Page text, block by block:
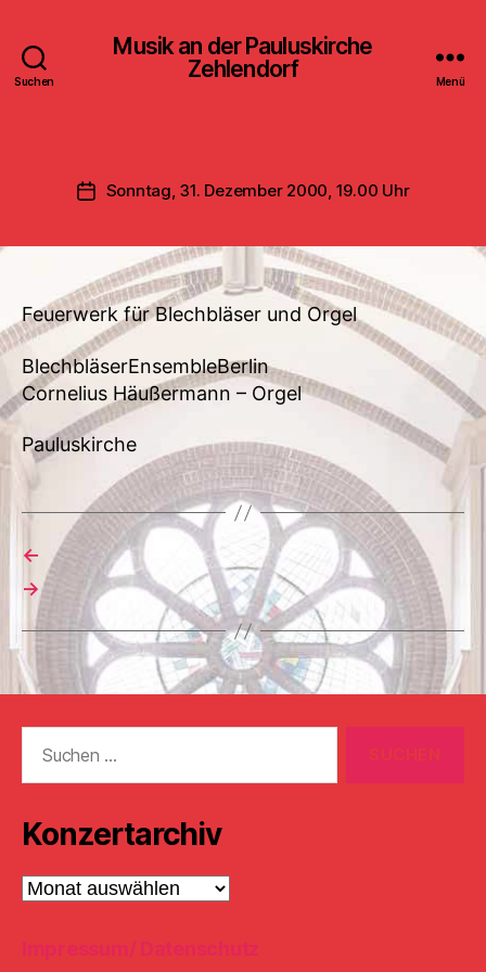
Suchen
Musik an der Pauluskirche
Zehlendorf
Menü
Veröffentlichungsdatum
Sonntag, 31. Dezember 2000, 19.00 Uhr
Feuerwerk für Blechbläser und Orgel
BlechbläserEnsembleBerlin
Cornelius Häußermann – Orgel
Pauluskirche
←
→
nach:
Konzertarchiv
Konzertarchiv
Impressum/ Datenschutz